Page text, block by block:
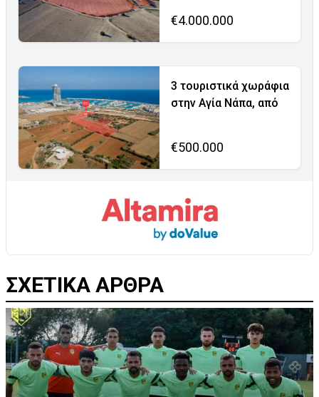
€4.000.000
3 τουριστικά χωράφια
στην Αγία Νάπα, από
€500.000
ΣΧΕΤΙΚΑ ΑΡΘΡΑ